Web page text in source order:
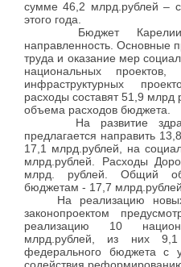
сумме 46,2 млрд.рублей –
этого года.
Бюджет Карелии
направленность. Основные
труда и оказание мер
национальных
инфраструктурных
расходы составят 51,9
объема расходов бюджета.
На развитие
предлагается направить
17,1 млрд.рублей, на
млрд.рублей. Расходы
млрд. рублей. Общий
бюджетам - 17,7
На реализацию новых
законопроектом
реализацию 10
млрд.рублей, из них
федерального бюджета с